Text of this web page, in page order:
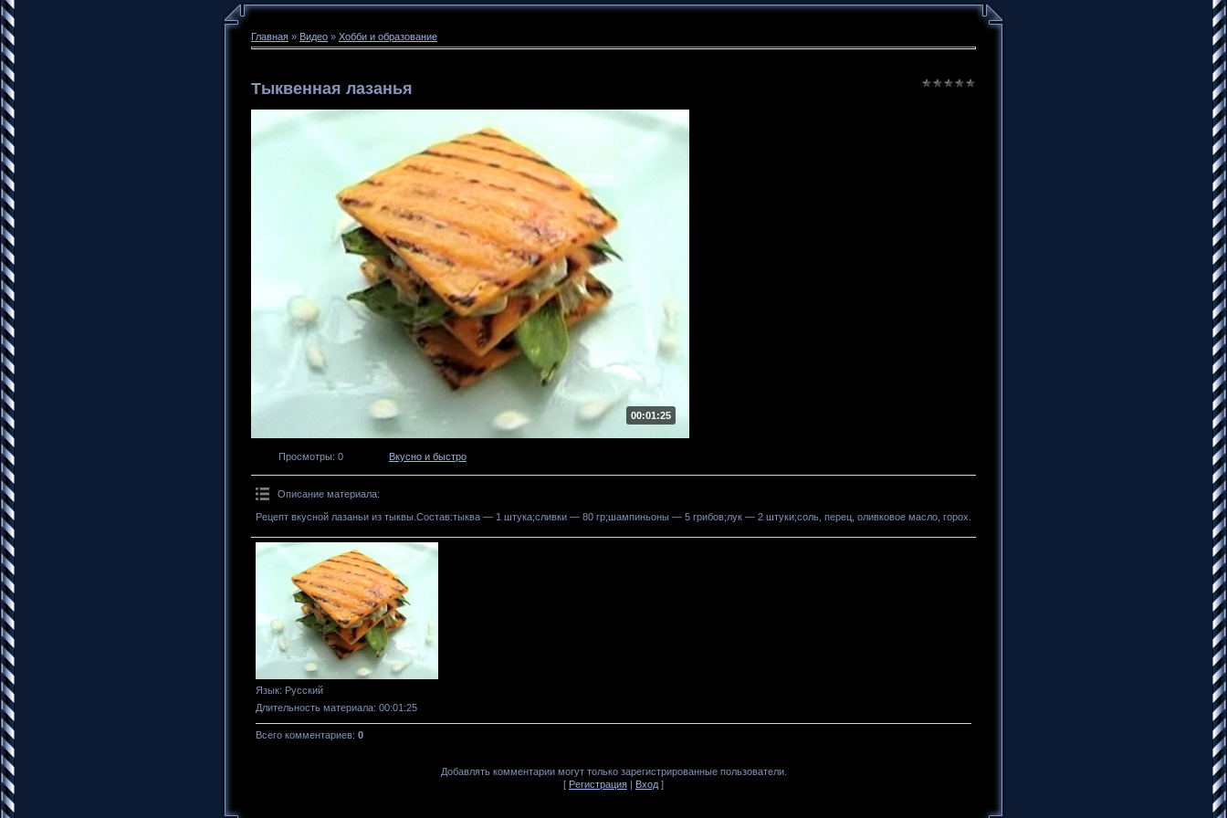
Главная » Видео » Хобби и образование
Тыквенная лазанья
00:01:25
Просмотры: 0 Вкусно и быстро
Описание материала:
Рецепт вкусной лазаньи из тыквы.Состав:тыква — 1 штука;сливки — 80 гр;шампиньоны — 5 грибов;лук — 2 штуки;соль, перец, оливковое масло, горох.
Язык: Русский
Длительность материала: 00:01:25
Всего комментариев: 0
Добавлять комментарии могут только зарегистрированные пользователи.
[ Регистрация | Вход ]